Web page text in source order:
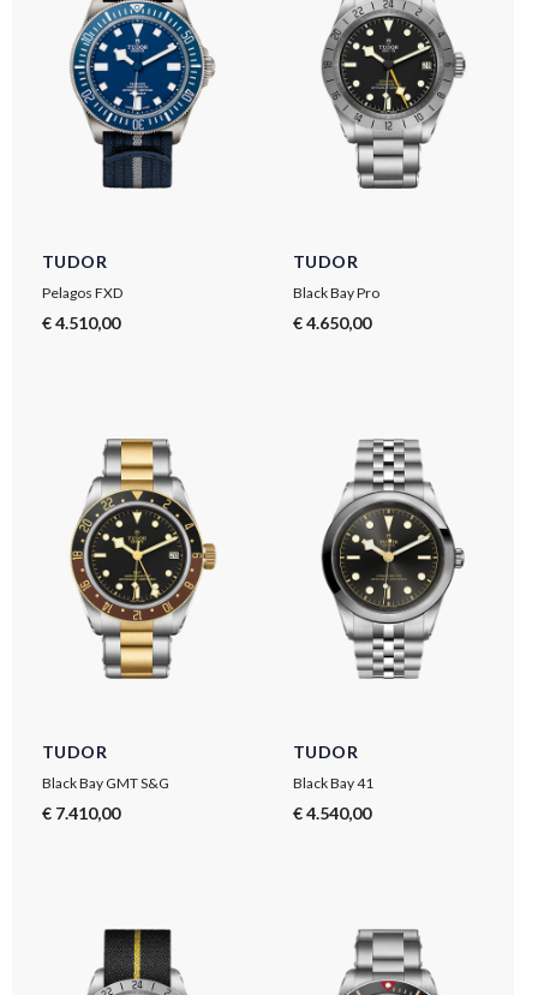
TUDOR
Pelagos FXD
€ 4.510,00
TUDOR
Black Bay Pro
€ 4.650,00
TUDOR
Black Bay GMT S&G
€ 7.410,00
TUDOR
Black Bay 41
€ 4.540,00